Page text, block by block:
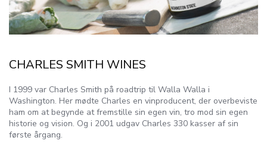
CHARLES SMITH WINES
I 1999 var Charles Smith på roadtrip til Walla Walla i
Washington. Her mødte Charles en vinproducent, der overbeviste
ham om at begynde at fremstille sin egen vin, tro mod sin egen
historie og vision. Og i 2001 udgav Charles 330 kasser af sin
første årgang.